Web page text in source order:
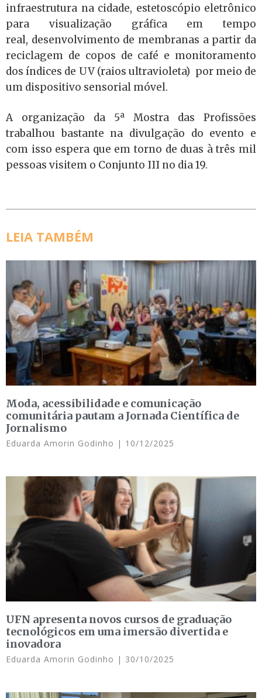
infraestrutura na cidade, estetoscópio eletrônico
para visualização gráfica em tempo
real, desenvolvimento de membranas a partir da
reciclagem de copos de café e monitoramento
dos índices de UV (raios ultravioleta) por meio de
um dispositivo sensorial móvel.
A organização da 5ª Mostra das Profissões
trabalhou bastante na divulgação do evento e
com isso espera que em torno de duas à três mil
pessoas visitem o Conjunto III no dia 19.
LEIA TAMBÉM
Moda, acessibilidade e comunicação
comunitária pautam a Jornada Científica de
Jornalismo
Eduarda Amorin Godinho 10/12/2025
UFN apresenta novos cursos de graduação
tecnológicos em uma imersão divertida e
inovadora
Eduarda Amorin Godinho 30/10/2025